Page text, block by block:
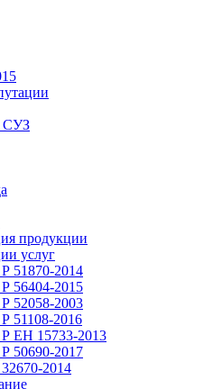
СУЗ
продукции
услуг
51870-2014
56404-2015
52058-2003
51108-2016
ЕН 15733-2013
50690-2017
2014